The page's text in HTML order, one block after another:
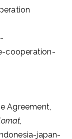
cooperation-
Agreement,
,
japan-